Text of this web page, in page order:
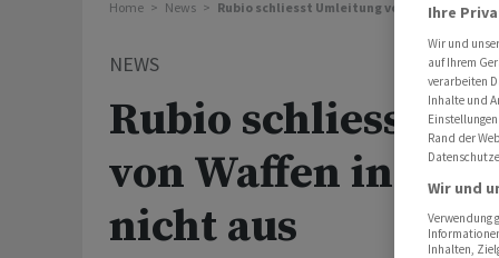
Home News Rubio schliesst Umleitung von Waffen in
NEWS
Rubio schliesst
von Waffen in
nicht aus
Ihre
Wir und
auf Ihrem
verarbeiten
Inhalte und
Rand der
Wir und
Verwendung
Inhalten,